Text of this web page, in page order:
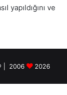
yapıldığını ve
| 2006 2026